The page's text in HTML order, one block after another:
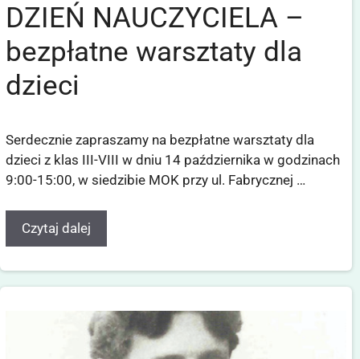
DZIEŃ NAUCZYCIELA –
bezpłatne warsztaty dla
dzieci
Serdecznie zapraszamy na bezpłatne warsztaty dla
dzieci z klas III-VIII w dniu 14 października w godzinach
9:00-15:00, w siedzibie MOK przy ul. Fabrycznej …
Czytaj dalej